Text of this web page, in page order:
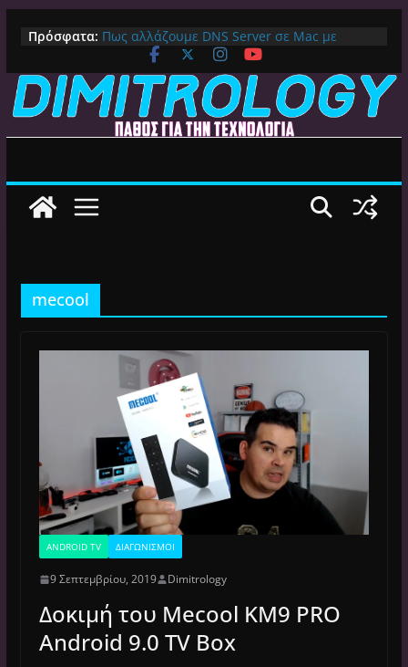
περιεχόμενο
Πρόσφατα: Πως αλλάζουμε DNS Server σε Mac με
MacOS Ventura (Macbook, Mac Mini, iMac,
κλπ)
IPVanish Προσφορά: 83% Έκπτωση στο
Premium VPN – Δες γιατί αξίζει
Alive GR Kodi: Γιατί Δεν Λειτουργεί Πλέον το
Android TV | CX File Explorer, Καθαρισμός
Ο Καλύτερος Launcher για Android TV /
mecool
ANDROID TV ΔΙΑΓΩΝΙΣΜΟΊ
9 Σεπτεμβρίου, 2019 Dimitrology
Δοκιμή του Mecool KM9 PRO
Android 9.0 TV Box